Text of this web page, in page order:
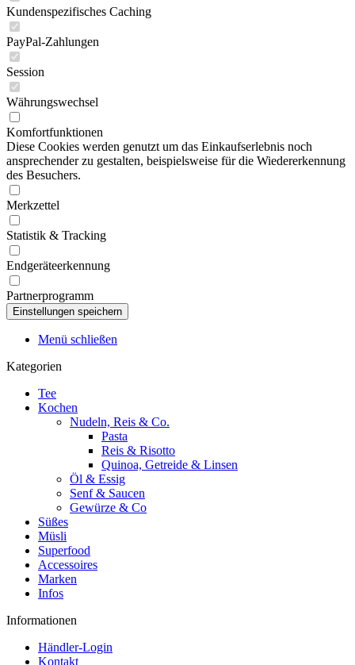
Kundenspezifisches Caching
PayPal-Zahlungen
Session
Währungswechsel
Komfortfunktionen
Diese Cookies werden genutzt um das Einkaufserlebnis noch
ansprechender zu gestalten, beispielsweise für die Wiedererkennung
des Besuchers.
Merkzettel
Statistik & Tracking
Endgeräteerkennung
Partnerprogramm
Menü schließen
Kategorien
Tee
Kochen
Nudeln, Reis & Co.
Pasta
Reis & Risotto
Quinoa, Getreide & Linsen
Öl & Essig
Senf & Saucen
Gewürze & Co
Süßes
Müsli
Superfood
Accessoires
Marken
Infos
Informationen
Händler-Login
Kontakt